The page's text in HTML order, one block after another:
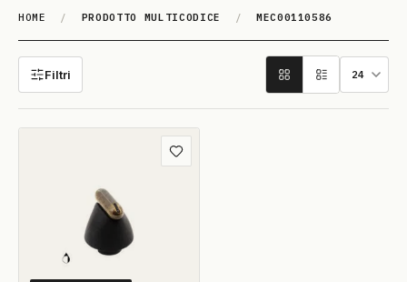
HOME / PRODOTTO MULTICODICE / MEC00110586
MEC00110586
Filtri
Aggiungi ai preferiti